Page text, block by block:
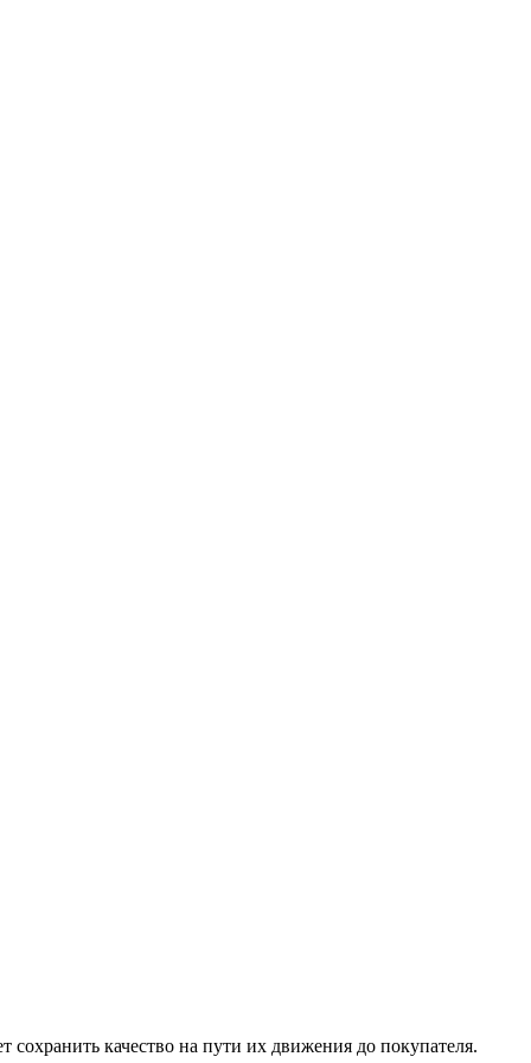
сохранить качество на пути их движения до покупателя.